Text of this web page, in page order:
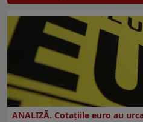
ANALIZĂ. Cotațiile euro au